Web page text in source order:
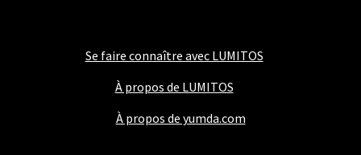
Se faire connaître avec LUMITOS
À propos de LUMITOS
À propos de yumda.com